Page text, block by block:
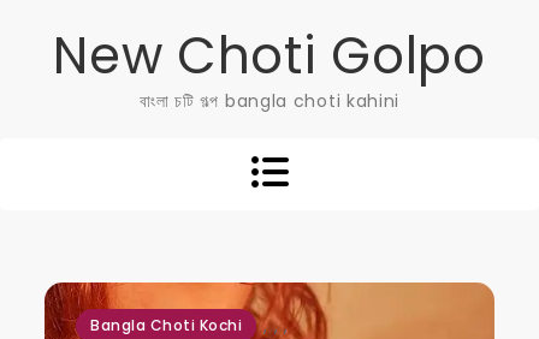
New Choti Golpo
বাংলা চটি গল্প bangla choti kahini
Bangla Choti Kochi ,,,